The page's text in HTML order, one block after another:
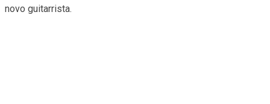
novo guitarrista.